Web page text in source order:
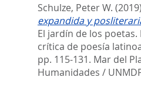
Schulze, Peter W.
expandida y
El jardín de los
crítica de poesía
pp. 115-131. Mar del
Humanidades /